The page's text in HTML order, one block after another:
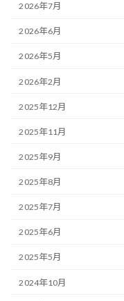
2026年7月
2026年6月
2026年5月
2026年2月
2025年12月
2025年11月
2025年9月
2025年8月
2025年7月
2025年6月
2025年5月
2024年10月